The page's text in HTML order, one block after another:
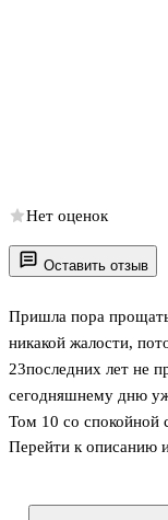
Оставить отзыв
Пришла пора
никакой жалости,
23последних лет не
сегодняшнему дню
Том 10 со спокойной
феноменально
Перейти к описанию
Нет оценок